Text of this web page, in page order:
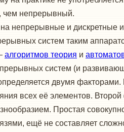
чем непрерывный.
непрерывные и дискретные
систем таким
алгоритмов теория и
систем (и
двумя
всех её элементов.
Простая
ещё не составляет